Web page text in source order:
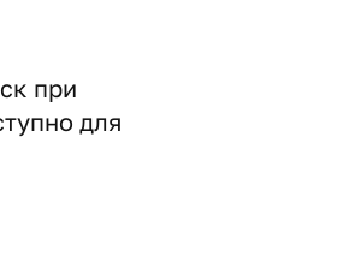
при
для